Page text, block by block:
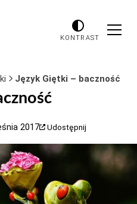
KONTRAST
Język Giętki – baczność
2017 Udostępnij